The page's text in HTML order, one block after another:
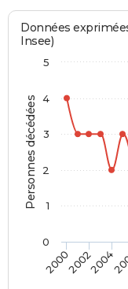
Personnes décédées
Données
Insee)
200020022004
0
1
2
3
4
5